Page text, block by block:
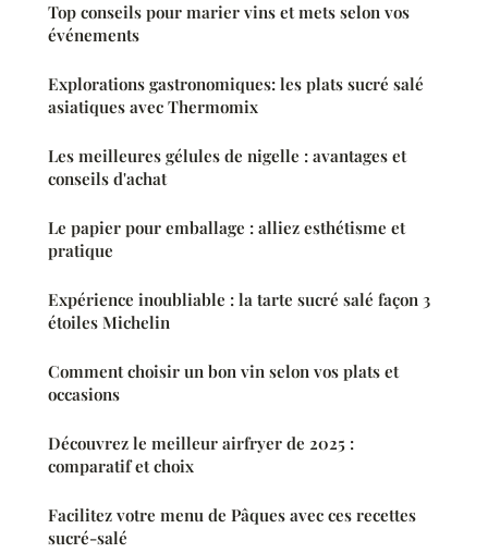
Top conseils pour marier vins et mets selon vos
événements
Explorations gastronomiques: les plats sucré salé
asiatiques avec Thermomix
Les meilleures gélules de nigelle : avantages et
conseils d'achat
Le papier pour emballage : alliez esthétisme et
pratique
Expérience inoubliable : la tarte sucré salé façon 3
étoiles Michelin
Comment choisir un bon vin selon vos plats et
occasions
Découvrez le meilleur airfryer de 2025 :
comparatif et choix
Facilitez votre menu de Pâques avec ces recettes
sucré-salé